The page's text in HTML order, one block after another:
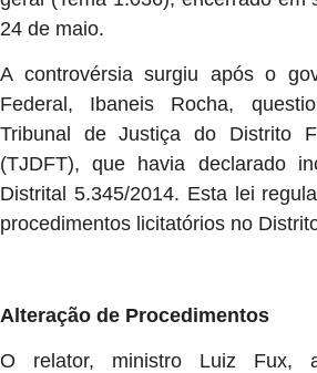
24 de maio.
A controvérsia surgiu após o
Federal, Ibaneis Rocha,
Tribunal de Justiça do Distrito
(TJDFT), que havia declarado
Distrital 5.345/2014. Esta lei
procedimentos licitatórios no
Alteração de Procedimentos
O relator, ministro Luiz Fux,